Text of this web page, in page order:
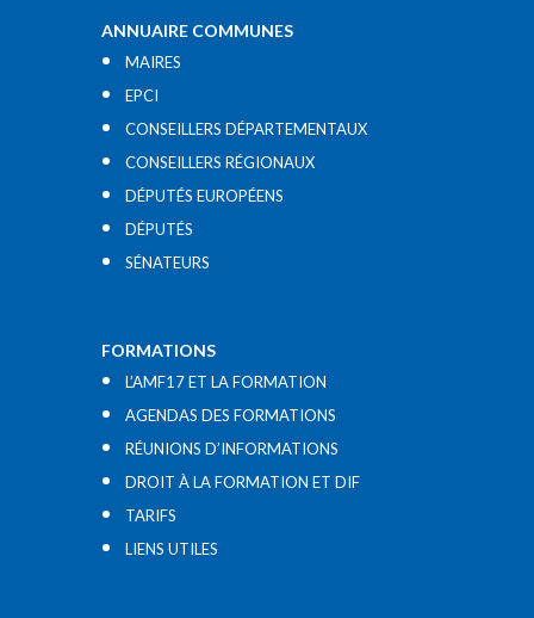
ANNUAIRE COMMUNES
MAIRES
EPCI
CONSEILLERS DÉPARTEMENTAUX
CONSEILLERS RÉGIONAUX
DÉPUTÉS EUROPÉENS
DÉPUTÉS
SÉNATEURS
FORMATIONS
L’AMF17 ET LA FORMATION
AGENDAS DES FORMATIONS
RÉUNIONS D’INFORMATIONS
DROIT À LA FORMATION ET DIF
TARIFS
LIENS UTILES​